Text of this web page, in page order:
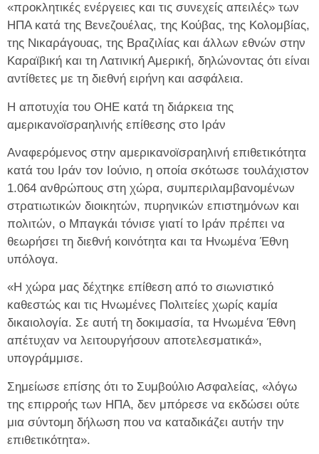
«προκλητικές ενέργειες και τις συνεχείς απειλές» των
ΗΠΑ κατά της Βενεζουέλας, της Κούβας, της Κολομβίας,
της Νικαράγουας, της Βραζιλίας και άλλων εθνών στην
Καραϊβική και τη Λατινική Αμερική, δηλώνοντας ότι είναι
αντίθετες με τη διεθνή ειρήνη και ασφάλεια.
Η αποτυχία του ΟΗΕ κατά τη διάρκεια της
αμερικανοϊσραηλινής επίθεσης στο Ιράν
Αναφερόμενος στην αμερικανοϊσραηλινή επιθετικότητα
κατά του Ιράν τον Ιούνιο, η οποία σκότωσε τουλάχιστον
1.064 ανθρώπους στη χώρα, συμπεριλαμβανομένων
στρατιωτικών διοικητών, πυρηνικών επιστημόνων και
πολιτών, ο Μπαγκάι τόνισε γιατί το Ιράν πρέπει να
θεωρήσει τη διεθνή κοινότητα και τα Ηνωμένα Έθνη
υπόλογα.
«Η χώρα μας δέχτηκε επίθεση από το σιωνιστικό
καθεστώς και τις Ηνωμένες Πολιτείες χωρίς καμία
δικαιολογία. Σε αυτή τη δοκιμασία, τα Ηνωμένα Έθνη
απέτυχαν να λειτουργήσουν αποτελεσματικά»,
υπογράμμισε.
Σημείωσε επίσης ότι το Συμβούλιο Ασφαλείας, «λόγω
της επιρροής των ΗΠΑ, δεν μπόρεσε να εκδώσει ούτε
μια σύντομη δήλωση που να καταδικάζει αυτήν την
επιθετικότητα».